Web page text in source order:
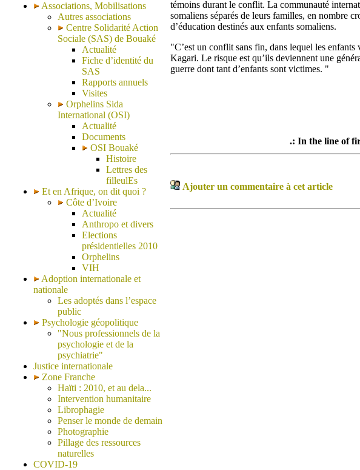
Associations, Mobilisations
Autres associations
Centre Solidarité Action
Sociale (SAS) de Bouaké
Actualité
Fiche d’identité du
SAS
Rapports annuels
Visites
Orphelins Sida
International (OSI)
Actualité
Documents
OSI Bouaké
Histoire
Lettres des
filleulEs
Et en Afrique, on dit quoi ?
Côte d’Ivoire
Actualité
Anthropo et divers
Elections
présidentielles 2010
Orphelins
VIH
Adoption internationale et
nationale
Les adoptés dans l’espace
public
Psychologie géopolitique
"Nous professionnels de la
psychologie et de la
psychiatrie"
Justice internationale
Zone Franche
Haïti : 2010, et au dela...
Intervention humanitaire
Librophagie
Penser le monde de demain
Photographie
Pillage des ressources
naturelles
COVID-19
témoins durant le conflit. La communauté
somaliens séparés de leurs familles, en nombre
d’éducation destinés aux enfants somaliens.
"C’est un conflit sans fin, dans lequel les
Kagari. Le risque est qu’ils deviennent une
guerre dont tant d’enfants sont victimes. "
.: In the line of
Ajouter un commentaire à cet article